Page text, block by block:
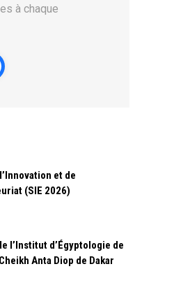
à chaque
et de
(SIE 2026)
l’Institut d’Égyptologie de
Anta Diop de Dakar